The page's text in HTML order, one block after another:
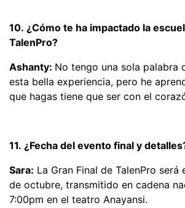
10. ¿Cómo te ha impactado la
TalenPro?
Ashanty: No tengo una sola palabra
esta bella experiencia, pero he
que hagas tiene que ser con el
11. ¿Fecha del evento final y
Sara: La Gran Final de TalenPro
de octubre, transmitido en cadena
7:00pm en el teatro Anayansi.